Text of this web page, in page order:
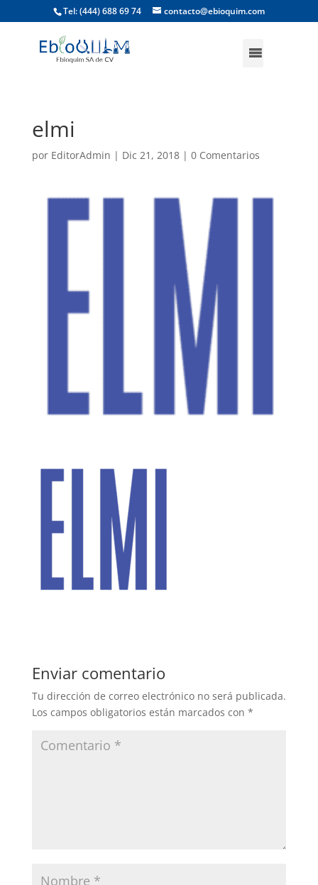
Tel: (444) 688 69 74 contacto@ebioquim.com
elmi
por EditorAdmin | Dic 21, 2018| 0 Comentarios
Enviar comentario
Tu dirección de correo electrónico no será publicada.
Los campos obligatorios están marcados con *